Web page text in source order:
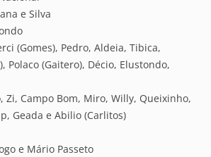
e Silva
(Gomes), Pedro, Aldeia, Tibica,
Polaco (Gaitero), Décio, Elustondo,
Zi, Campo Bom, Miro, Willy, Queixinho,
Geada e Abilio (Carlitos)
e Mário Passeto